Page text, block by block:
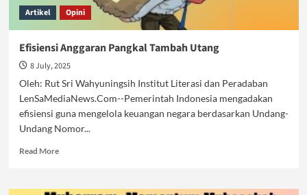
Artikel Opini
Efisiensi Anggaran Pangkal Tambah Utang
8 July, 2025
Oleh: Rut Sri Wahyuningsih Institut Literasi dan Peradaban
LenSaMediaNews.Com--Pemerintah Indonesia mengadakan
efisiensi guna mengelola keuangan negara berdasarkan Undang-
Undang Nomor...
Read MoreRead
Efisiensi